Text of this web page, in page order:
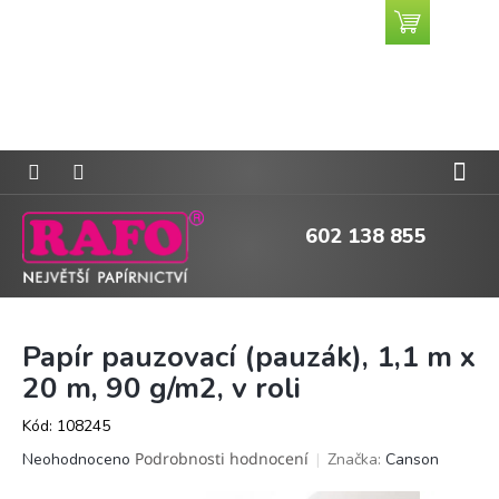
602 138 855
Nákupní
košík
Papír pauzovací (pauzák), 1,1 m x
20 m, 90 g/m2, v roli
Kód: 108245
Průměrné
Neohodnoceno Podrobnosti hodnocení Značka: Canson